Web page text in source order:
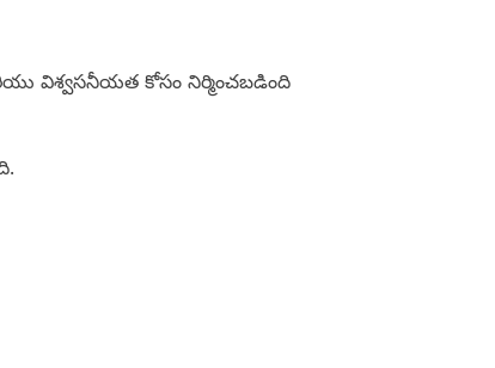
విశ్వసనీయత కోసం నిర్మించబడింది